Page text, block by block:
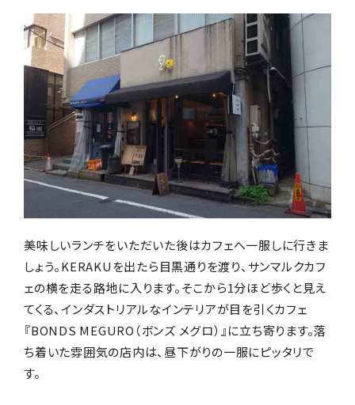
美味しいランチをいただいた後はカフェへ一服しに行きま
しょう。KERAKUを出たら目黒通りを渡り、サンマルクカフ
ェの横を走る路地に入ります。そこから1分ほど歩くと見え
てくる、インダストリアルなインテリアが目を引くカフェ
『BONDS MEGURO（ボンズ メグロ）』に立ち寄ります。落
ち着いた雰囲気の店内は、昼下がりの一服にピッタリで
す。